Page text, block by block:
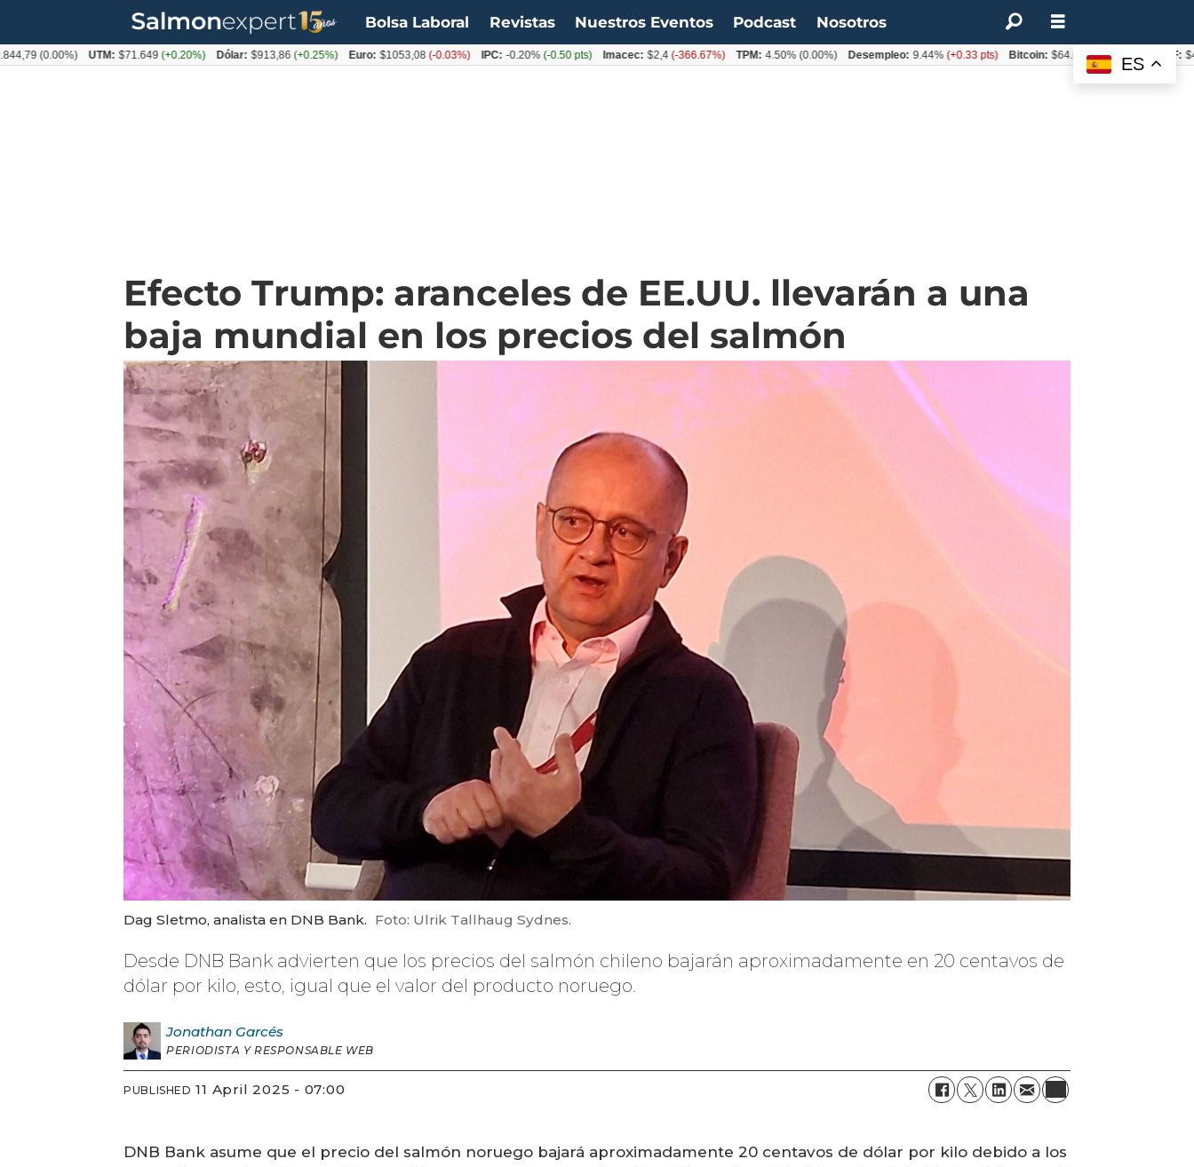
Bolsa Laboral Revistas Nuestros Eventos Podcast Nosotros
Efecto Trump: aranceles de EE.UU. llevarán a una
baja mundial en los precios del salmón
Dag Sletmo, analista en DNB Bank. Foto: Ulrik Tallhaug Sydnes.
Desde DNB Bank advierten que los precios del salmón chileno bajarán aproximadamente en 20 centavos de
dólar por kilo, esto, igual que el valor del producto noruego.
Jonathan Garcés
PERIODISTA Y RESPONSABLE WEB
PUBLISHED 11 April 2025 - 07:00
DNB Bank asume que el precio del salmón noruego bajará aproximadamente 20 centavos de dólar por kilo debido a los
ES
(0.00%) UTM: $71.649(+0.20%) Dólar: $913,86(+0.25%) Euro: $1053,08(-0.03%) IPC: -0.20% (-0.50 pts) Imacec: $2,4(-366.67%) TPM: 4.50%(0.00%) Desempleo: 9.44%(+0.33 pts) Bitcoin: $64.600,08(+2.93%)